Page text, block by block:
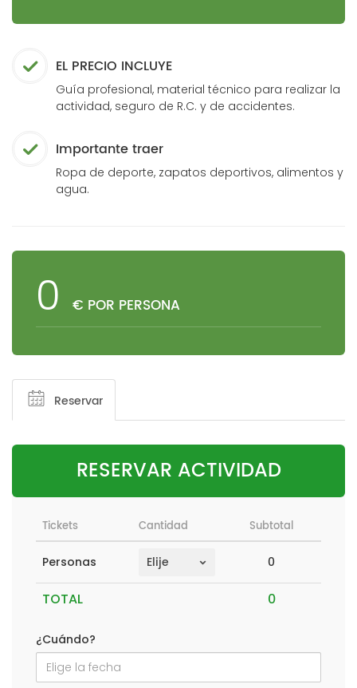
EL PRECIO INCLUYE
Guía profesional, material técnico para realizar la
actividad, seguro de R.C. y de accidentes.
Importante traer
Ropa de deporte, zapatos deportivos, alimentos y
agua.
0 € POR PERSONA
Reservar
RESERVAR ACTIVIDAD
Tickets Cantidad Subtotal
TOTAL
Personas 0
¿Cuándo?